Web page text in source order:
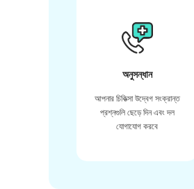
অনুসন্ধান
আপনার চিকিত্সা উদ্বেগ সংক্রান্ত
প্রশ্নগুলি ছেড়ে দিন এবং দল
যোগাযোগ করবে